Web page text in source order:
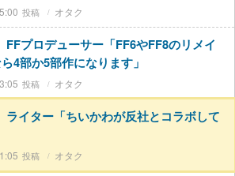
オタク
FFプロデューサー「FF6やFF8のリメイ
4部か5部作になります」
オタク
ライター「ちいかわが反社とコラボして
オタク